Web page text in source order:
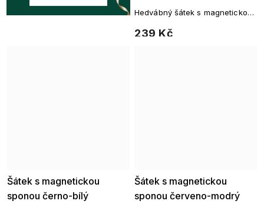
239 Kč
Hedvábný šátek s magnetickou
v jemných tónech
Šátek s magnetickou
sponou černo-bílý
Šátek s magnetickou
sponou červeno-modrý